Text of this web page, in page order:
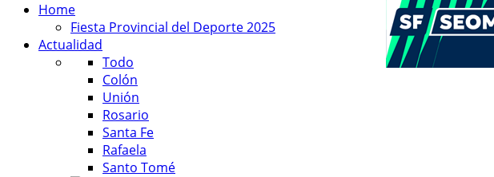
Home
Fiesta Provincial del Deporte 2025
Actualidad
Todo
Colón
Unión
Rosario
Santa Fe
Rafaela
Santo Tomé